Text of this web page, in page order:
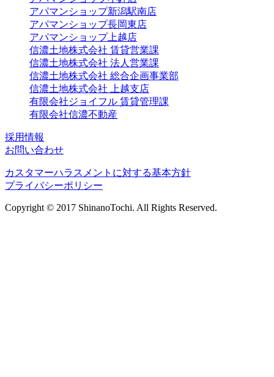
アパマンショップ新潟駅南店
アパマンショップ長岡東店
アパマンショップ上越店
信濃土地株式会社 賃貸営業課
信濃土地株式会社 法人営業課
信濃土地株式会社 総合企画事業部
信濃土地株式会社 上越支店
有限会社ジョイフル 賃貸管理課
有限会社信濃不動産
採用情報
お問い合わせ
カスタマーハラスメントに対する基本方針
プライバシーポリシー
Copyright © 2017 ShinanoTochi. All Rights Reserved.